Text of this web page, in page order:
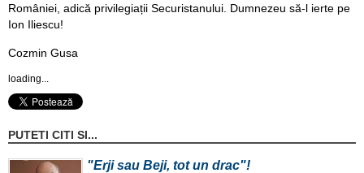
României, adică privilegiații Securistanului. Dumnezeu să-l ierte pe
Ion Iliescu!
Cozmin Gusa
loading...
PUTETI CITI SI...
"Erji sau Beji, tot un drac"!